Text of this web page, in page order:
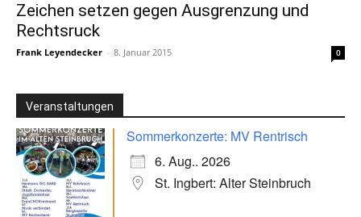
Zeichen setzen gegen Ausgrenzung und
Rechtsruck
Frank Leyendecker - 8. Januar 2015 0
Veranstaltungen
Sommerkonzerte: MV Rentrisch
6. Aug.. 2026
St. Ingbert: Alter Steinbruch